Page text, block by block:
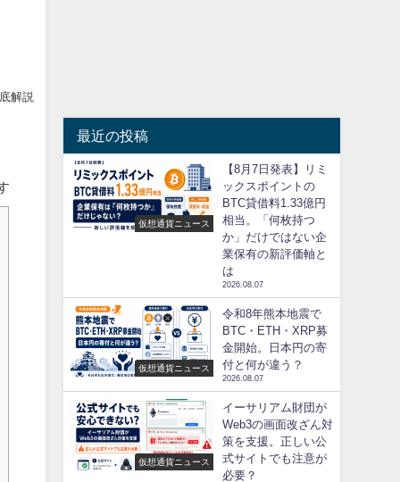
解説
最近の投稿
仮想通貨ニュース
【8月7日発表】リミ
ックスポイントの
BTC貸借料1.33億円
相当。「何枚持つ
か」だけではない企
業保有の新評価軸と
は
2026.08.07
仮想通貨ニュース
令和8年熊本地震で
BTC・ETH・XRP募
金開始。日本円の寄
付と何が違う？
2026.08.07
仮想通貨ニュース
イーサリアム財団が
Web3の画面改ざん対
策を支援。正しい公
式サイトでも注意が
必要？